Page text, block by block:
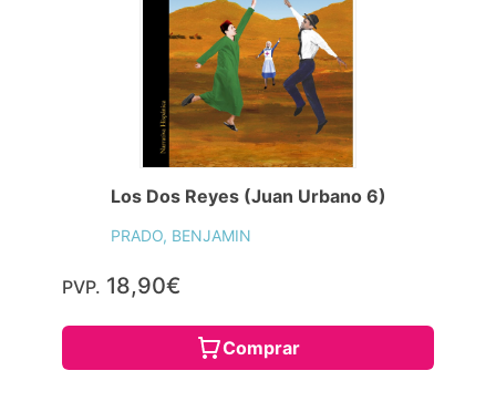
Los Dos Reyes (Juan Urbano 6)
PRADO, BENJAMIN
PVP. 18,90€
Comprar